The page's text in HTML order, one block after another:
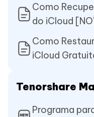
Como
do iCloud
Como
iCloud
Tenorshare
Programa